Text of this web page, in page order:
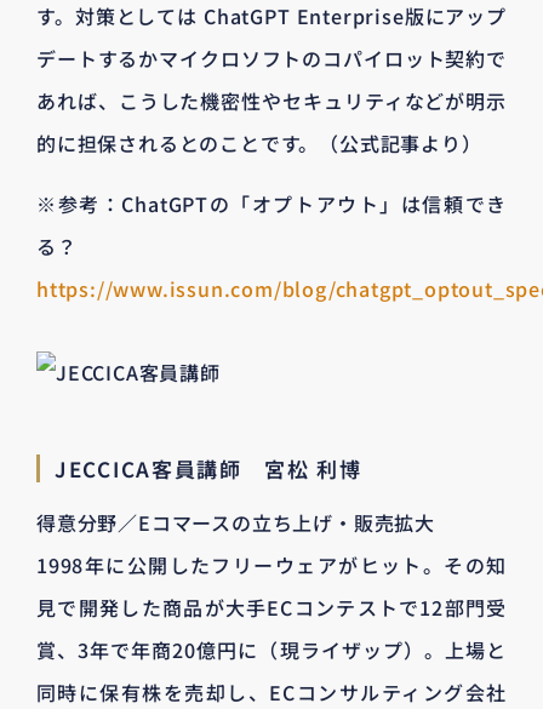
す。対策としては ChatGPT Enterprise版にアップ
デートするかマイクロソフトのコパイロット契約で
あれば、こうした機密性やセキュリティなどが明示
的に担保されるとのことです。（公式記事より）
※参考：ChatGPTの「オプトアウト」は信頼でき
る？
https://www.issun.com/blog/
JECCICA客員講師 宮松 利博
得意分野／Eコマースの立ち上げ・販売拡大
1998年に公開したフリーウェアがヒット。その知
見で開発した商品が大手ECコンテストで12部門受
賞、3年で年商20億円に（現ライザップ）。上場と
同時に保有株を売却し、ECコンサルティング会社